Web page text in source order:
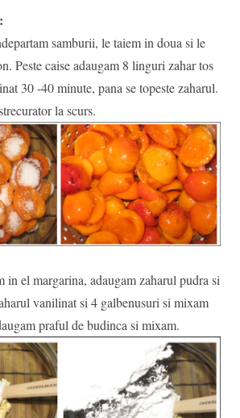
samburii, le taiem in doua si le
Peste caise adaugam 8 linguri zahar tos
30 -40 minute, pana se topeste zaharul.
la scurs.
in el margarina, adaugam zaharul pudra si
vanilinat si 4 galbenusuri si mixam
praful de budinca si mixam.